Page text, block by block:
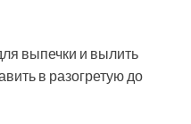
выпечки и вылить
в разогретую до